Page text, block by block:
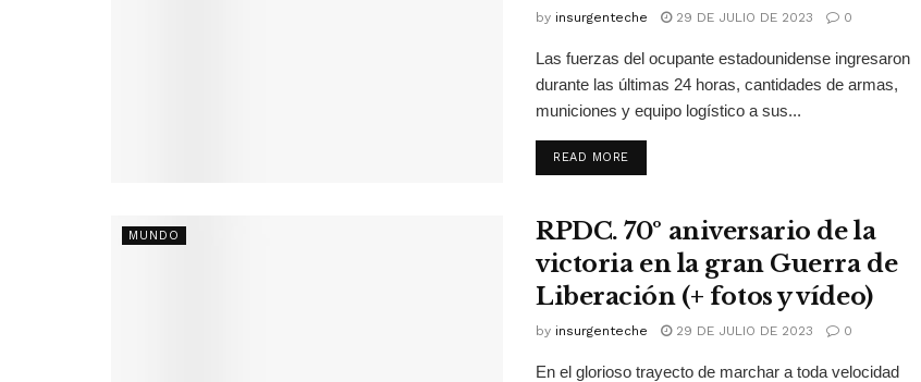
by insurgenteche 29 DE JULIO DE 2023 0
Las fuerzas del ocupante estadounidense ingresaron
durante las últimas 24 horas, cantidades de armas,
municiones y equipo logístico a sus...
READ MORE
MUNDO
RPDC. 70º aniversario de la
victoria en la gran Guerra de
Liberación (+ fotos y vídeo)
by insurgenteche 29 DE JULIO DE 2023 0
En el glorioso trayecto de marchar a toda velocidad